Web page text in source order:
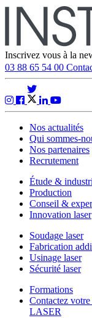
Inscrivez vous à la
03 88 65 54 00
Nos actualités
Qui sommes-
Nos partenaires
Recrutement
Étude &
Production
Conseil &
Innovation laser
Soudage laser
Fabrication
Usinage laser
Sécurité laser
Formations
Contactez
LASER